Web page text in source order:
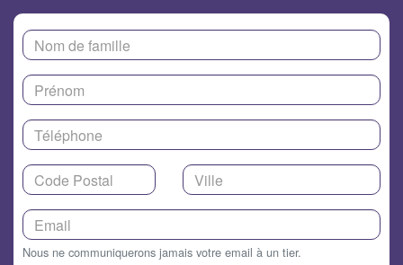
Nous ne communiquerons jamais votre email à un tier.